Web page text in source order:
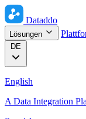
Dataddo
Lösungen
DE
English
A Data Integration